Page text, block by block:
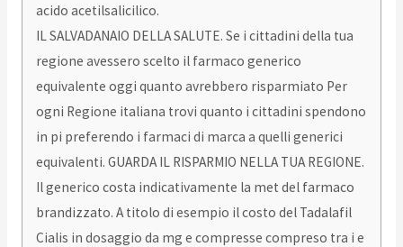
acido acetilsalicilico.
IL SALVADANAIO DELLA SALUTE. Se i cittadini della tua
regione avessero scelto il farmaco generico
equivalente oggi quanto avrebbero risparmiato Per
ogni Regione italiana trovi quanto i cittadini spendono
in pi preferendo i farmaci di marca a quelli generici
equivalenti. GUARDA IL RISPARMIO NELLA TUA REGIONE.
Il generico costa indicativamente la met del farmaco
brandizzato. A titolo di esempio il costo del Tadalafil
Cialis in dosaggio da mg e compresse compreso tra i e